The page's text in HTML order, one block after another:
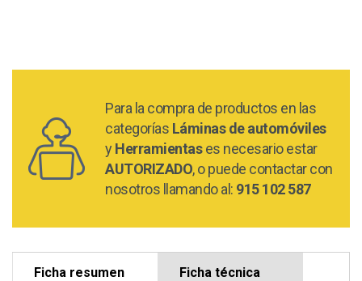
Para la compra de productos en las
categorías Láminas de automóviles
y Herramientases necesario estar
AUTORIZADO, o puede contactar con
nosotros llamando al: 915 102 587
Ficha resumen Ficha técnica